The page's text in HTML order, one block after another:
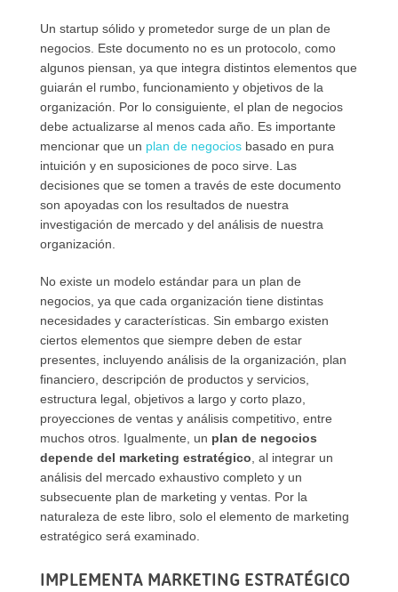
Un startup sólido y prometedor surge de un plan de
negocios. Este documento no es un protocolo, como
algunos piensan, ya que integra distintos elementos que
guiarán el rumbo, funcionamiento y objetivos de la
organización. Por lo consiguiente, el plan de negocios
debe actualizarse al menos cada año. Es importante
mencionar que un plan de negociosbasado en pura
intuición y en suposiciones de poco sirve. Las
decisiones que se tomen a través de este documento
son apoyadas con los resultados de nuestra
investigación de mercado y del análisis de nuestra
organización.
No existe un modelo estándar para un plan de
negocios, ya que cada organización tiene distintas
necesidades y características. Sin embargo existen
ciertos elementos que siempre deben de estar
presentes, incluyendo análisis de la organización, plan
financiero, descripción de productos y servicios,
estructura legal, objetivos a largo y corto plazo,
proyecciones de ventas y análisis competitivo, entre
muchos otros. Igualmente, un plan de negocios
depende del marketing estratégico , al integrar un
análisis del mercado exhaustivo completo y un
subsecuente plan de marketing y ventas. Por la
naturaleza de este libro, solo el elemento de marketing
estratégico será examinado.
IMPLEMENTA MARKETING ESTRATÉGICO